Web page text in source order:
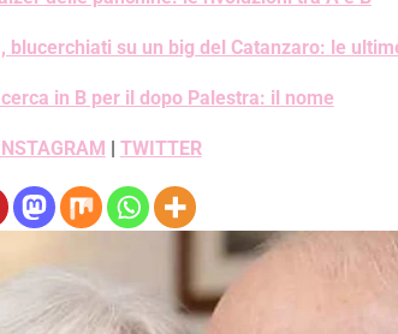
blucerchiati su un big del Catanzaro: le
in B per il dopo Palestra: il nome
| TWITTER